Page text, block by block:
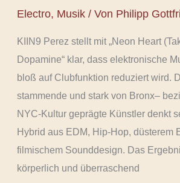
Electro, Musik/ Von Philipp
KIIN9 Perez stellt mit „Neon Heart
Dopamine“ klar, dass elektronische
bloß auf Clubfunktion reduziert wird.
stammende und stark von Bronx–
NYC-Kultur geprägte Künstler denkt
Hybrid aus EDM, Hip-Hop, düsterem
filmischem Sounddesign. Das
körperlich und überraschend